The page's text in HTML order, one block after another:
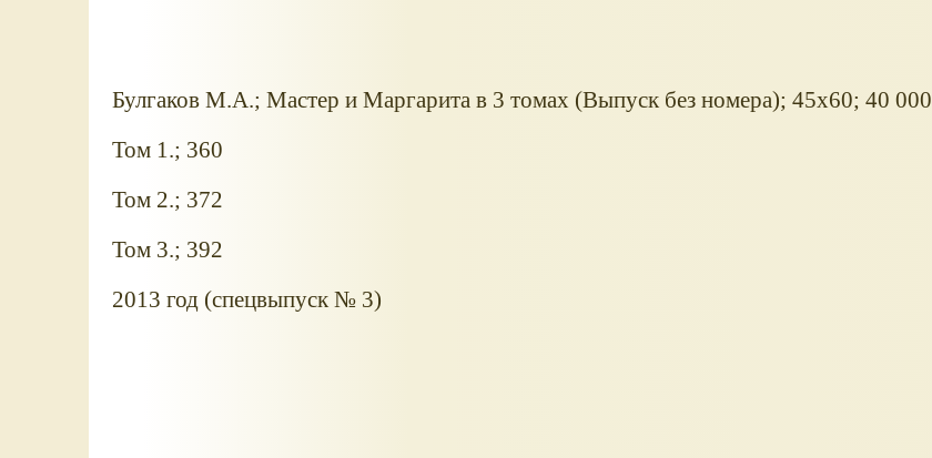
Булгаков М.А.; Мастер и Маргарита в 3 томах (Выпуск без номера); 45х60; 40 000
Том 1.; 360
Том 2.; 372
Том 3.; 392
2013 год (спецвыпуск № 3)